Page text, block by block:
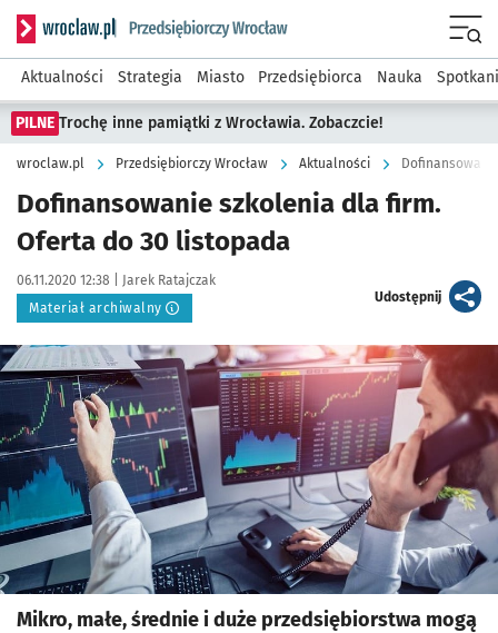
Serwis informacyjny wroclaw.pl podserwis: Strategia
Aktualności Strategia Miasto Przedsiębiorca Nauka
PILNE Trochę inne pamiątki z Wrocławia. Zobaczcie!
wroclaw.pl Przedsiębiorczy Wrocław Aktualności
Dofinansowanie szkolenia dla firm.
Oferta do 30 listopada
Data publikacji:
06.11.2020 12:38 | Autor:
Jarek Ratajczak
Materiał archiwalny
Udostępnijartykuł
Kliknij, aby powiększyć
Mikro, małe, średnie i duże przedsiębiorstwa mogą